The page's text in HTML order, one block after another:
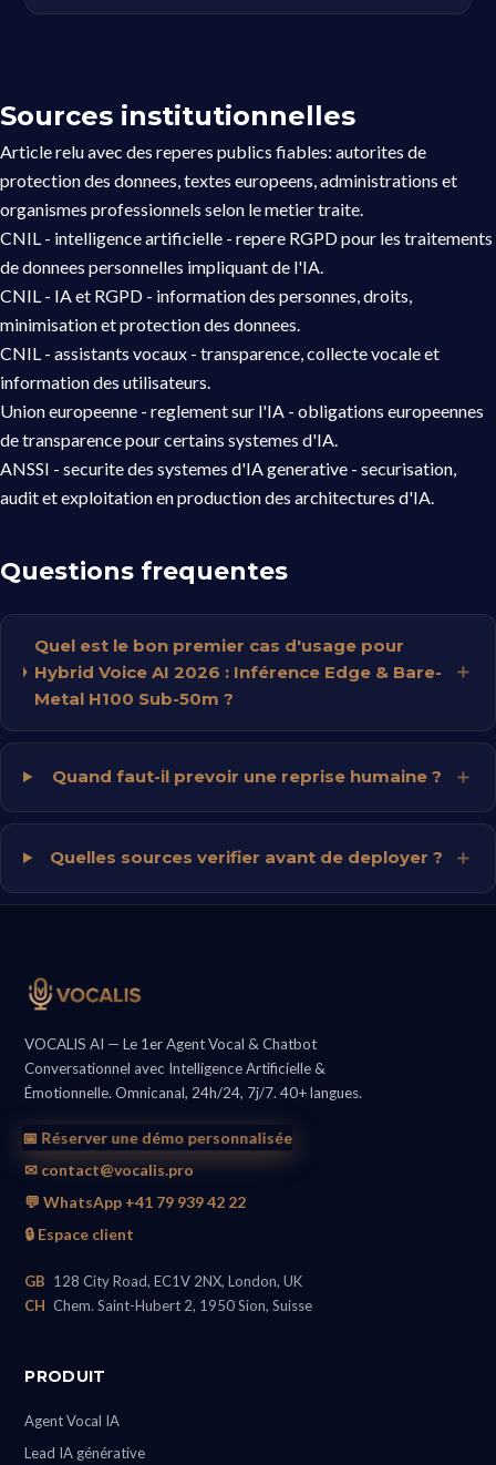
Sources institutionnelles
Article relu avec des reperes publics fiables: autorites de
protection des donnees, textes europeens, administrations et
organismes professionnels selon le metier traite.
CNIL - intelligence artificielle - repere RGPD pour les traitements
de donnees personnelles impliquant de l'IA.
CNIL - IA et RGPD - information des personnes, droits,
minimisation et protection des donnees.
CNIL - assistants vocaux - transparence, collecte vocale et
information des utilisateurs.
Union europeenne - reglement sur l'IA - obligations europeennes
de transparence pour certains systemes d'IA.
ANSSI - securite des systemes d'IA generative - securisation,
audit et exploitation en production des architectures d'IA.
Questions frequentes
Quel est le bon premier cas d'usage pour
Hybrid Voice AI 2026 : Inférence Edge & Bare-
Metal H100 Sub-50m ?
Quand faut-il prevoir une reprise humaine ?
Quelles sources verifier avant de deployer ?
VOCALIS AI — Le 1er Agent Vocal & Chatbot
Conversationnel avec Intelligence Artificielle &
Émotionnelle. Omnicanal, 24h/24, 7j/7. 40+ langues.
📅 Réserver une démo personnalisée
✉ contact@vocalis.pro
💬 WhatsApp +41 79 939 42 22
🔒 Espace client
GB 128 City Road, EC1V 2NX, London, UK
CH Chem. Saint-Hubert 2, 1950 Sion, Suisse
PRODUIT
Agent Vocal IA
Lead IA générative